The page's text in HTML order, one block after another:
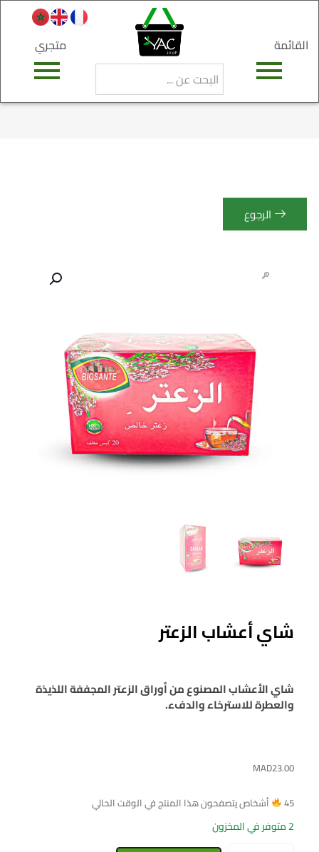
القائمة متجري
الرجوع
شاي أعشاب الزعتر
شاي الأعشاب المصنوع من أوراق الزعتر المجففة اللذيذة
والعطرة للاسترخاء والدفء.
MAD23.00
45 أشخاص يتصفحون هذا المنتج في الوقت الحالي
2 متوفر في المخزون